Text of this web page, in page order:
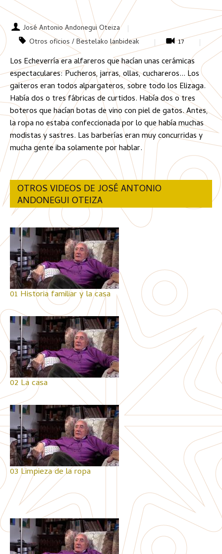
José Antonio Andonegui Oteiza
Otros oficios / Bestelako lanbideak
17
Los Echeverría era alfareros que hacían unas cerámicas
espectaculares: Pucheros, jarras, ollas, cuchareros... Los
gaiteros eran todos alpargateros, sobre todo los Elizaga.
Había dos o tres fábricas de curtidos. Había dos o tres
boteros que hacían botas de vino con piel de gatos. Antes,
la ropa no estaba confeccionada por lo que había muchas
modistas y sastres. Las barberías eran muy concurridas y
mucha gente iba solamente por hablar.
OTROS VIDEOS DE JOSÉ ANTONIO
ANDONEGUI OTEIZA
01 Historia familiar y la casa
02 La casa
03 Limpieza de la ropa